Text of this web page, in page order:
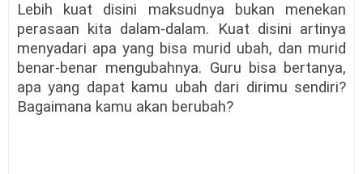
Lebih kuat disini maksudnya bukan menekan
perasaan kita dalam-dalam. Kuat disini artinya
menyadari apa yang bisa murid ubah, dan murid
benar-benar mengubahnya. Guru bisa bertanya,
apa yang dapat kamu ubah dari dirimu sendiri?
Bagaimana kamu akan berubah?